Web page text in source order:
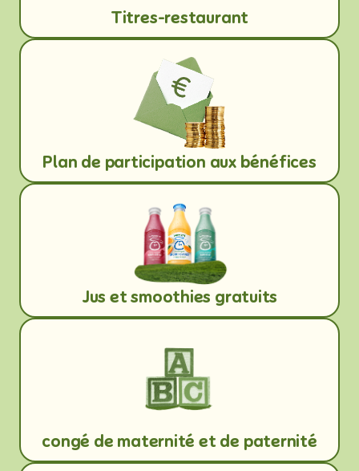
Titres-restaurant
Plan de participation aux bénéfices
Jus et smoothies gratuits
congé de maternité et de paternité